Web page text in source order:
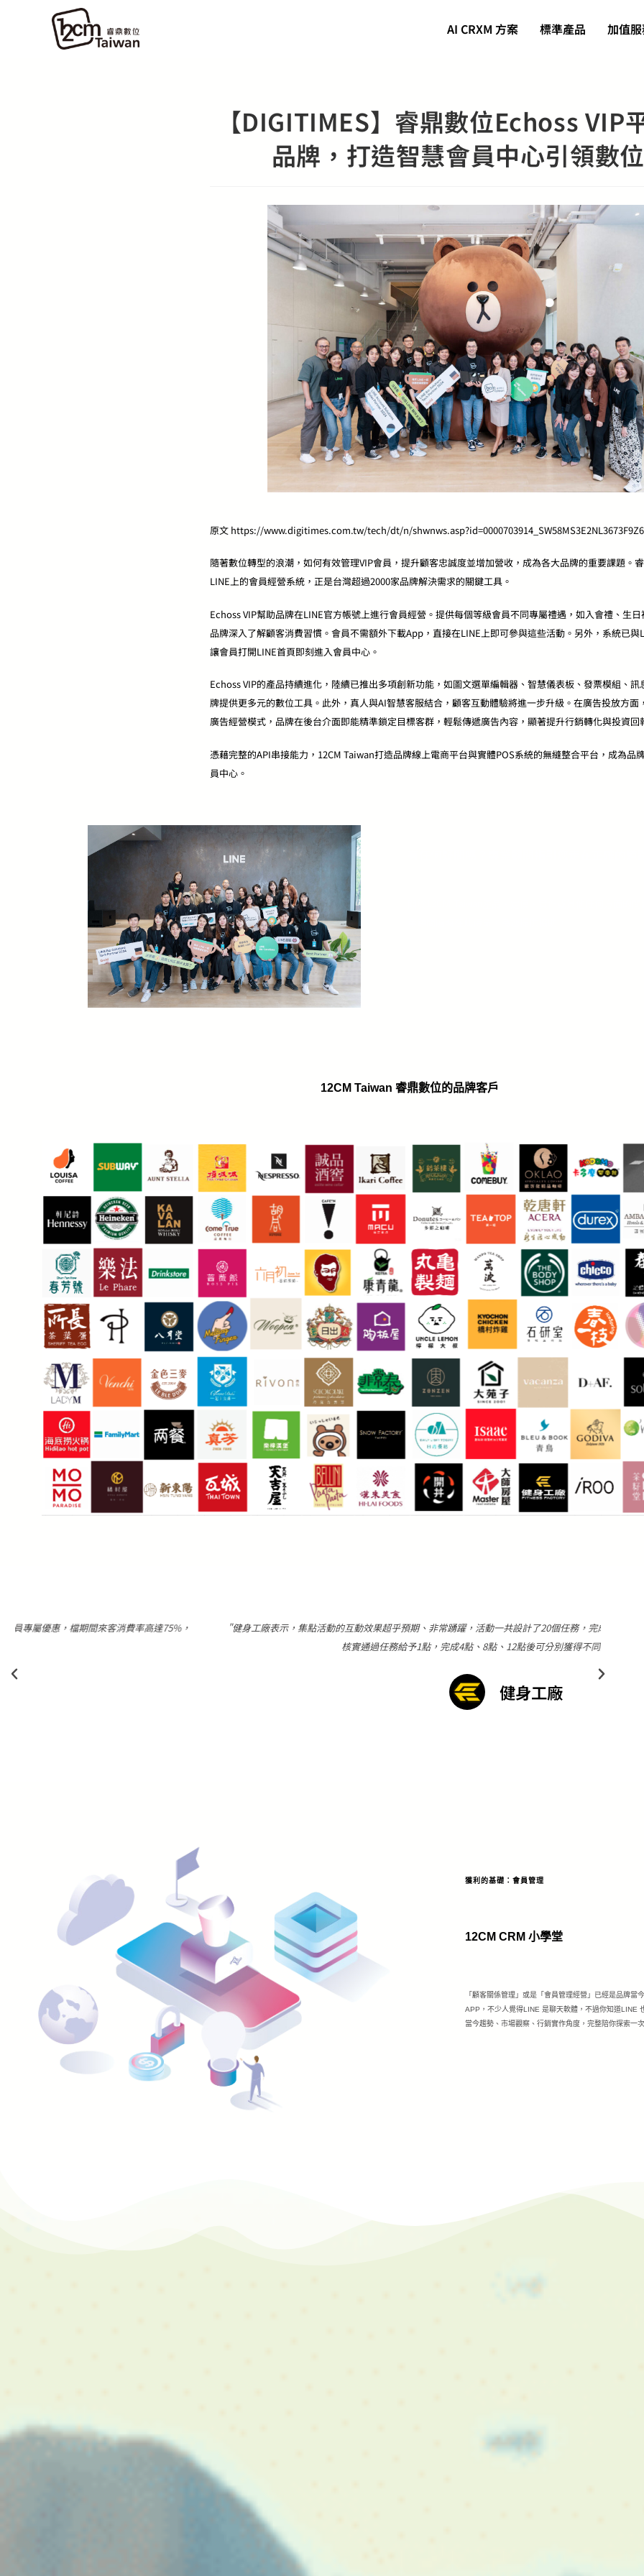
AI CRXM 方案 標準產品 加值
【DIGITIMES】睿鼎數位Echoss VIP
品牌，打造智慧會員中心引領數
原文 https://www.digitimes.com.tw/tech/dt/n/
隨著數位轉型的浪潮，如何有效管理VIP會員，提升顧客忠誠度並增加營收，成為各大品牌的重要課題。
LINE上的會員經營系統，正是台灣超過2000家品牌解決需求的關鍵工具。
Echoss VIP幫助品牌在LINE官方帳號上進行會員經營。提供每個等級會員不同專屬禮遇，如入會禮、生
品牌深入了解顧客消費習慣。會員不需額外下載App，直接在LINE上即可參與這些活動。另外，系統已與
讓會員打開LINE首頁即刻進入會員中心。
Echoss VIP的產品持續進化，陸續已推出多項創新功能，如圖文選單編輯器、智慧儀表板、發票模組、
牌提供更多元的數位工具。此外，真人與AI智慧客服結合，顧客互動體驗將進一步升級。在廣告投放方面
廣告經營模式，品牌在後台介面即能精準鎖定目標客群，輕鬆傳遞廣告內容，顯著提升行銷轉化與投資回
憑藉完整的API串接能力，12CM Taiwan打造品牌線上電商平台與實體POS系統的無縫整合平台，成為品
員中心。
12CM Taiwan 睿鼎數位的品牌客戶
"健身工廠表示，集點活動的互動效果超乎預期、非常踴躍，活動一共設計了20個任務，完成每個任務後，健身工廠同仁會使用智慧印章
核實通過任務給予1點，完成4點、8點、12點後可分別獲得不同階段的挑戰禮。"
獲利的基礎：會員管理
12CM CRM 小學堂
「顧客關係管理」或是「會員管理經營」已經是品牌
APP，不少人覺得LINE 是聊天軟體，不過你知道LINE
當今趨勢、市場觀察、行銷實作角度，完整陪你探索一次